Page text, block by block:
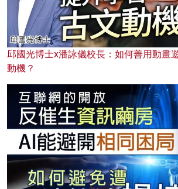
邱國光博士x潘詠儀校長：如何善用動畫
動機？